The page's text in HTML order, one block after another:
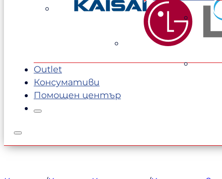
was:
1429,00 €.
е:
1349,00 €.
Outlet
Консумативи
Помощен център